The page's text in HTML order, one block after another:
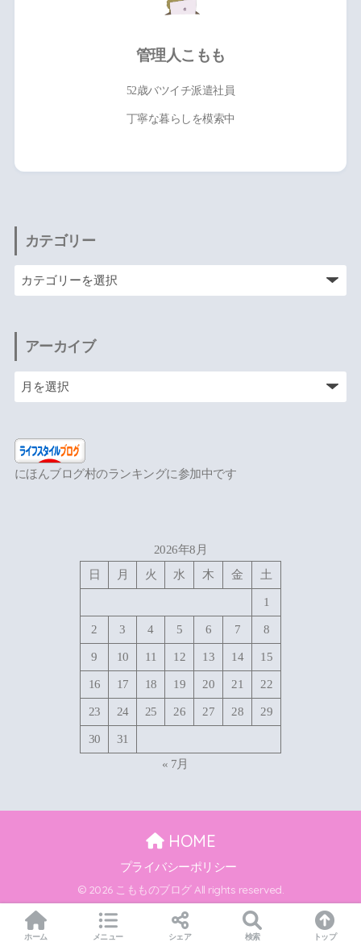
管理人こもも
52歳バツイチ派遣社員
丁寧な暮らしを模索中
カテゴリー
アーカイブ
にほんブログ村のランキングに参加中です
2026年8月
日
月 火 水 木 金 土
1
2 3 4 5 6 7 8
9 10 11 12 13 14 15
16 17 18 19 20 21 22
23 24 25 26 27 28 29
30
31
« 7月
HOME
プライバシーポリシー
© 2026 こもものブログ All rights reserved.
ホーム メニュー シェア 検索 トップ